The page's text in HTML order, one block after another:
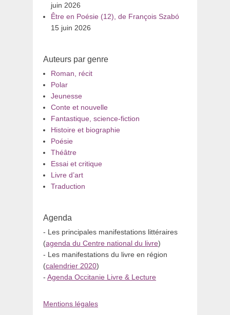
juin 2026
Être en Poésie (12), de François Szabó
15 juin 2026
Auteurs par genre
Roman, récit
Polar
Jeunesse
Conte et nouvelle
Fantastique, science-fiction
Histoire et biographie
Poésie
Théâtre
Essai et critique
Livre d’art
Traduction
Agenda
- Les principales manifestations littéraires
(agenda du Centre national du livre)
- Les manifestations du livre en région
(calendrier 2020)
- Agenda Occitanie Livre & Lecture
Mentions légales